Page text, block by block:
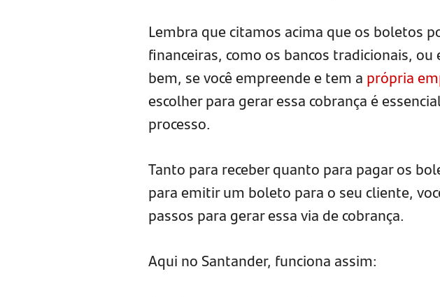
Lembra que citamos acima que os boletos
financeiras, como os bancos tradicionais,
bem, se você empreende e tem a própria
escolher para gerar essa cobrança é
processo.
Tanto para receber quanto para pagar os
para emitir um boleto para o seu cliente,
passos para gerar essa via de cobrança.
Aqui no Santander, funciona assim: